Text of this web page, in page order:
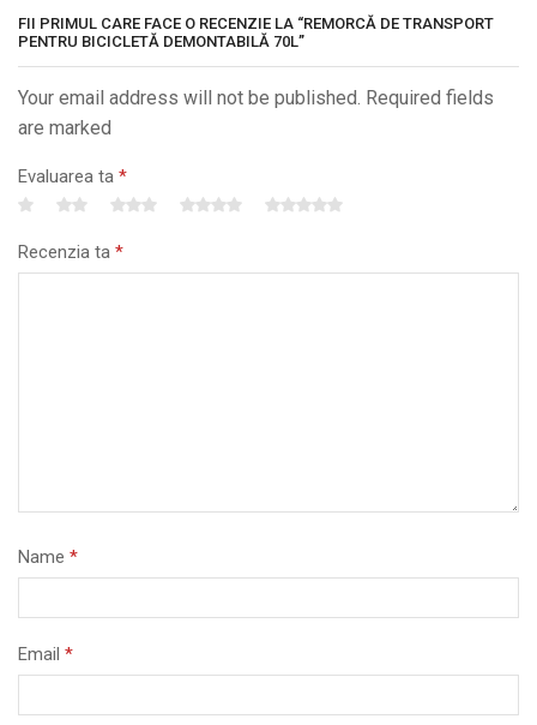
FII PRIMUL CARE FACE O RECENZIE LA “REMORCĂ DE TRANSPORT
PENTRU BICICLETĂ DEMONTABILĂ 70L”
Your email address will not be published. Required fields
are marked
Evaluarea ta *
Recenzia ta *
Name *
Email *